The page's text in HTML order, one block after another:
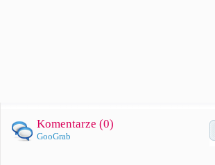
Komentarze (0)
GooGrab